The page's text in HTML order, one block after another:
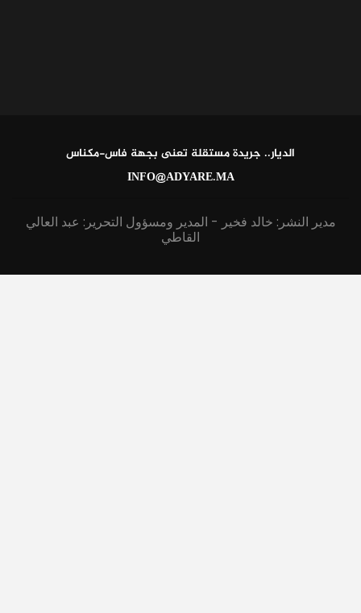
الديار.. جريدة مستقلة تعنى بجهة فاس-مكناس
INFO@ADYARE.MA
مدير النشر: خالد فخير - المدير ومسؤول التحرير: عبد العالي
القاطي